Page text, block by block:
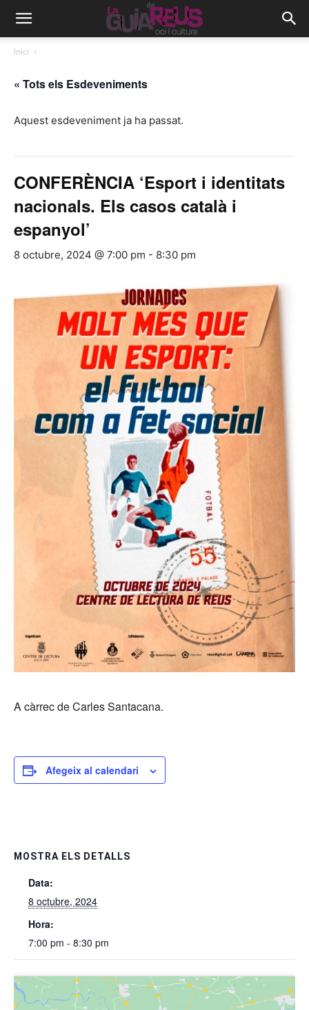
Inici
« Tots els Esdeveniments
Aquest esdeveniment ja ha passat.
CONFERÈNCIA ‘Esport i identitats
nacionals. Els casos català i
espanyol’
8 octubre, 2024 @ 7:00 pm - 8:30 pm
A càrrec de Carles Santacana.
Afegeix al calendari
MOSTRA ELS DETALLS
Data:
8 octubre, 2024
Hora:
7:00 pm - 8:30 pm